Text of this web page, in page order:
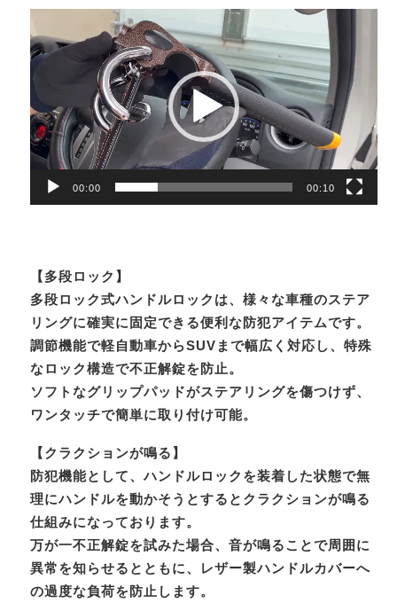
プ
レ
00:00 00:10
【多段ロック】
多段ロック式ハンドルロックは、様々な車種のステア
リングに確実に固定できる便利な防犯アイテムです。
調節機能で軽自動車からSUVまで幅広く対応し、特殊
なロック構造で不正解錠を防止。
ソフトなグリップパッドがステアリングを傷つけず、
ワンタッチで簡単に取り付け可能。
【クラクションが鳴る】
防犯機能として、ハンドルロックを装着した状態で無
理にハンドルを動かそうとするとクラクションが鳴る
仕組みになっております。
万が一不正解錠を試みた場合、音が鳴ることで周囲に
異常を知らせるとともに、レザー製ハンドルカバーへ
の過度な負荷を防止します。